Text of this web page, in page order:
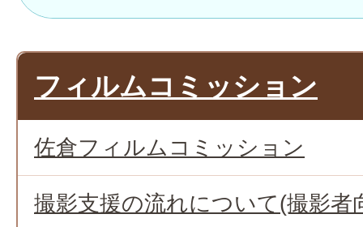
フィルムコミッション
佐倉フィルムコミッション
撮影支援の流れについて(撮影者